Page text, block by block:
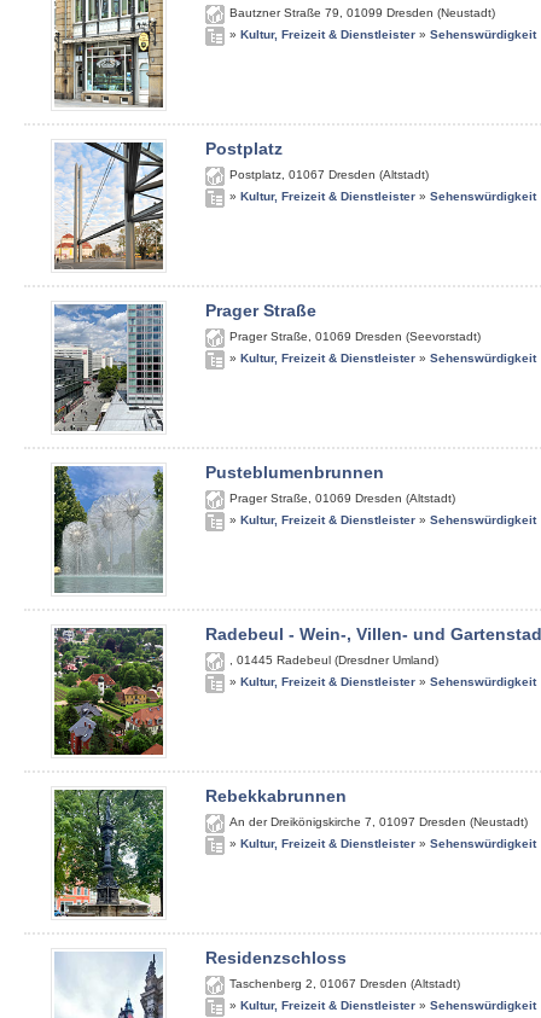
Bautzner Straße 79 01099 Dresden (Neustadt)
» Kultur, Freizeit & Dienstleister » Sehenswürdigkeit
Postplatz
Postplatz 01067 Dresden (Altstadt)
» Kultur, Freizeit & Dienstleister » Sehenswürdigkeit
Prager Straße
Prager Straße 01069 Dresden (Seevorstadt)
» Kultur, Freizeit & Dienstleister » Sehenswürdigkeit
Pusteblumenbrunnen
Prager Straße 01069 Dresden (Altstadt)
» Kultur, Freizeit & Dienstleister » Sehenswürdigkeit
Radebeul - Wein-, Villen- und
01445 Radebeul (Dresdner Umland)
» Kultur, Freizeit & Dienstleister » Sehenswürdigkeit
Rebekkabrunnen
An der Dreikönigskirche 7 01097 Dresden (Neustadt)
» Kultur, Freizeit & Dienstleister » Sehenswürdigkeit
Residenzschloss
Taschenberg 2 01067 Dresden (Altstadt)
» Kultur, Freizeit & Dienstleister » Sehenswürdigkeit